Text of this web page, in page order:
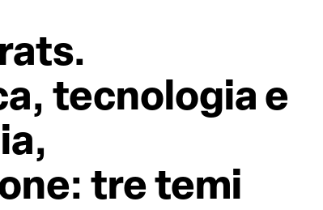
tecnologia e
tre temi